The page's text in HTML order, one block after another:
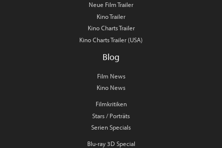
Neue Film Trailer
Kino Trailer
Kino Charts Trailer
Kino Charts Trailer (USA)
Blog
Film News
Kino News
Filmkritiken
Stars / Porträts
Serien Specials
Blu-ray 3D Special